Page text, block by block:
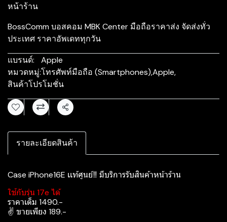
หน้าร้าน
BossComm บอสคอม MBK Center มือถือราคาส่ง จัดส่งทั่ว
ประเทศ ราคาอัพเดททุกวัน
แบรนด์:
Apple
หมวดหมู่:โทรศัพท์มือถือ (Smartphones),Apple,
สินค้าโปรโมชั่น
แชร์
รายละเอียดสินค้า
Case iPhone16E เเท้ศูนย์‼️ มีบริการรับสินค้าหน้าร้าน
ใช้กับรุ่น 17e ได้
ราคาเต็ม 1490.-
✌️ ขายเพียง 189.-